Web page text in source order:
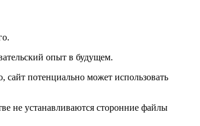
опыт в будущем.
потенциально может использовать
не устанавливаются сторонние файлы